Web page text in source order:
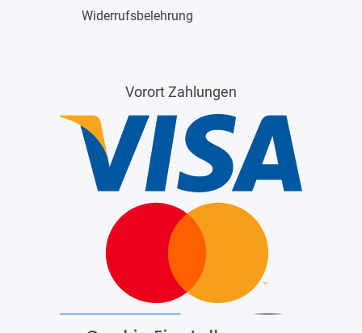
Widerrufsbelehrung
Vorort Zahlungen